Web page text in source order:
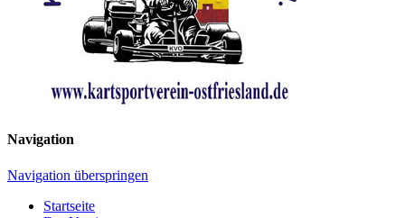
Navigation
Navigation überspringen
Startseite